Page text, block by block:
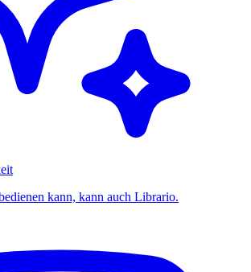
kann, kann auch Librario.